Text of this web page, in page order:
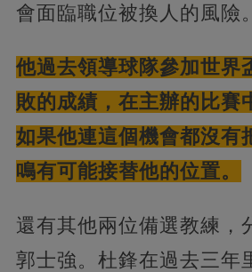
會面臨職位被換人的風險。
他過去領導球隊參加世界
敗的成績，在主辦的比賽
如果他連這個機會都沒有
鳴有可能接替他的位置。
還有其他兩位備選教練，
郭士強。杜鋒在過去三年